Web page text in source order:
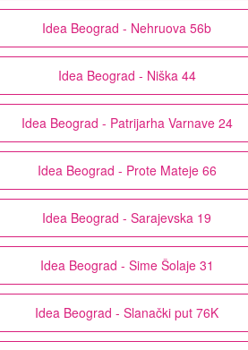
Idea Beograd - Nehruova 56b
Idea Beograd - Niška 44
Idea Beograd - Patrijarha Varnave 24
Idea Beograd - Prote Mateje 66
Idea Beograd - Sarajevska 19
Idea Beograd - Sime Šolaje 31
Idea Beograd - Slanački put 76K